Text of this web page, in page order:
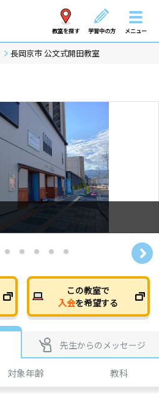
教室を探す 学習中の方 メニュー
長岡京市 公文式開田教室
この教室で
入会を希望する
先生からのメッセージ
対象年齢 教科